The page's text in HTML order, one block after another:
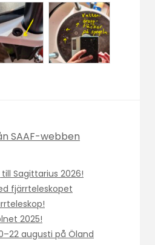
SAAF-webben
Sagittarius 2026!
fjärrteleskopet
2025!
augusti på Öland